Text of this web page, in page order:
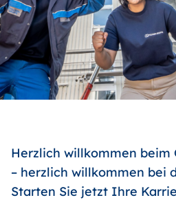
Herzlich willkommen
– herzlich willkommen bei
Starten Sie jetzt Ihre